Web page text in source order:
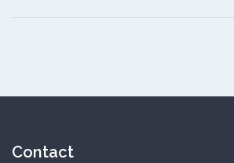
Contact